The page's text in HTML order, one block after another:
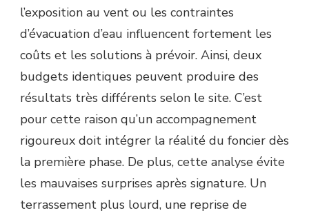
l’exposition au vent ou les contraintes
d’évacuation d’eau influencent fortement les
coûts et les solutions à prévoir. Ainsi, deux
budgets identiques peuvent produire des
résultats très différents selon le site. C’est
pour cette raison qu’un accompagnement
rigoureux doit intégrer la réalité du foncier dès
la première phase. De plus, cette analyse évite
les mauvaises surprises après signature. Un
terrassement plus lourd, une reprise de